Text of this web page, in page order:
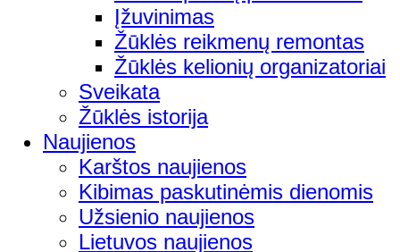
Įžuvinimas
Žūklės reikmenų remontas
Žūklės kelionių organizatoriai
Sveikata
Žūklės istorija
Naujienos
Karštos naujienos
Kibimas paskutinėmis dienomis
Užsienio naujienos
Lietuvos naujienos